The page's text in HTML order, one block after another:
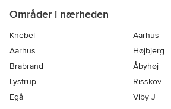
Områder i nærheden
Knebel
Aarhus
Aarhus
Højbjerg
Brabrand
Åbyhøj
Lystrup
Risskov
Egå
Viby J